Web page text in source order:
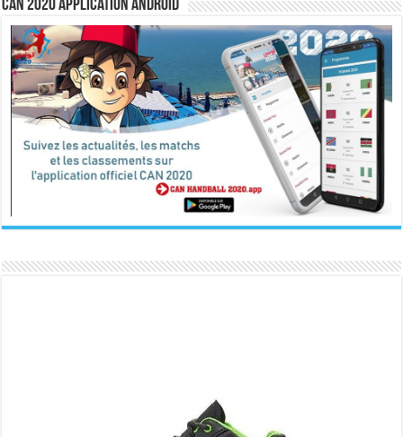
CAN 2020 Application Android